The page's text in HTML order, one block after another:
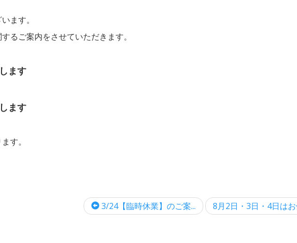
ます。
るご案内をさせていただきます。
ます
ます
す。
3/24【臨時休業】のご案... 8月2日・3日・4日はお